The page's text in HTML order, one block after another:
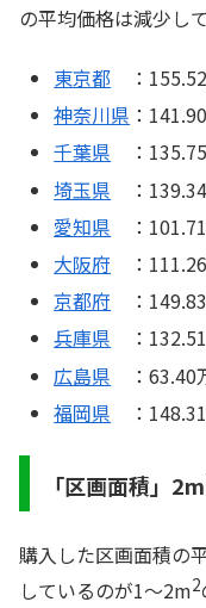
の平均価格は減少し
東京都 ：
神奈川県 ：
千葉県 ：
埼玉県 ：
愛知県 ：
大阪府 ：
京都府 ：
兵庫県 ：
広島県 ：63.40
福岡県 ：
「区画面積」2m
購入した区画面積の
しているのが1～2m2